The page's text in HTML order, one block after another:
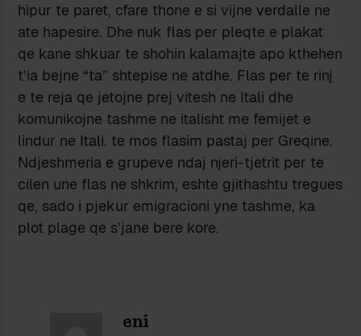
hipur te paret, cfare thone e si vijne verdalle ne
ate hapesire. Dhe nuk flas per pleqte e plakat
qe kane shkuar te shohin kalamajte apo kthehen
t’ia bejne “ta” shtepise ne atdhe. Flas per te rinj
e te reja qe jetojne prej vitesh ne Itali dhe
komunikojne tashme ne italisht me femijet e
lindur ne Itali. te mos flasim pastaj per Greqine.
Ndjeshmeria e grupeve ndaj njeri-tjetrit per te
cilen une flas ne shkrim, eshte gjithashtu tregues
qe, sado i pjekur emigracioni yne tashme, ka
plot plage qe s’jane bere kore.
eni